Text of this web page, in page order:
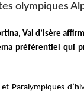
olympiques
Val d’Isère
préférentiel qui
Paralympiques